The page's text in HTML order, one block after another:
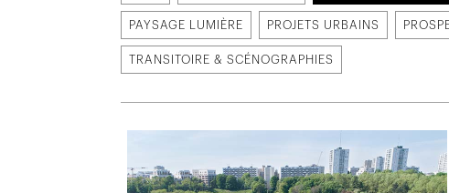
PAYSAGE LUMIÈRE PROJETS URBAINS
TRANSITOIRE & SCÉNOGRAPHIES